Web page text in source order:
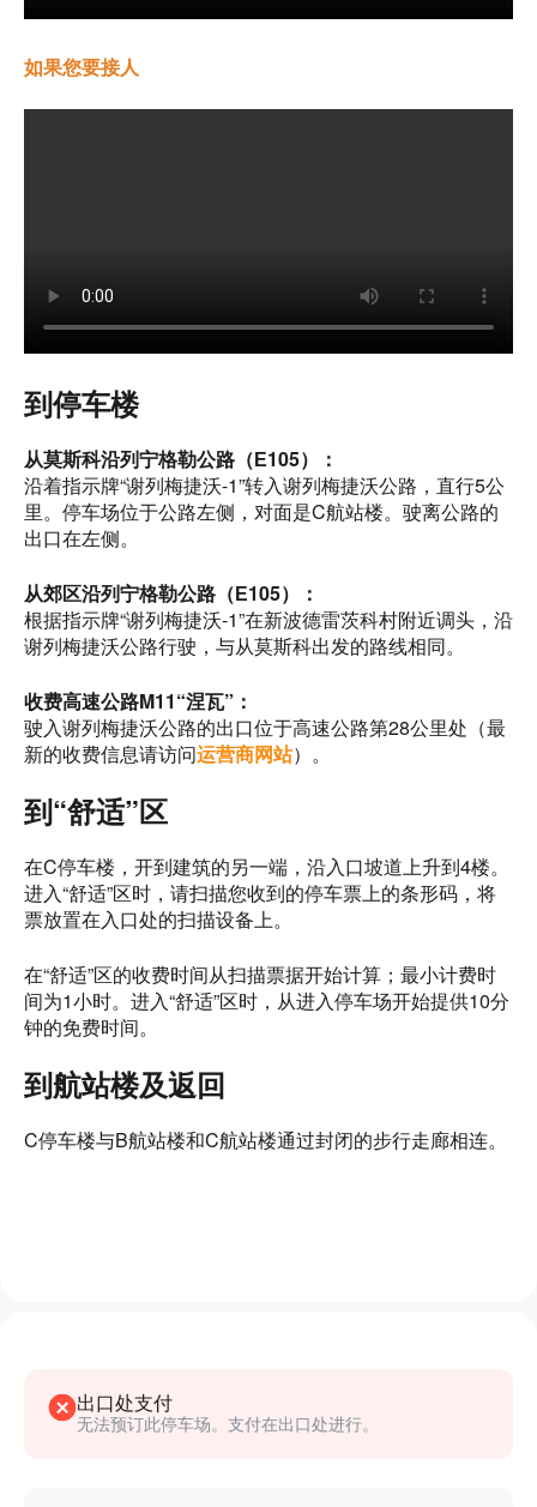
如果您要接人
到停车楼
从莫斯科沿列宁格勒公路（Е105）：
沿着指示牌“谢列梅捷沃-1”转入谢列梅捷沃公路，直行5公
里。停车场位于公路左侧，对面是C航站楼。驶离公路的
出口在左侧。
从郊区沿列宁格勒公路（Е105）：
根据指示牌“谢列梅捷沃-1”在新波德雷茨科村附近调头，沿
谢列梅捷沃公路行驶，与从莫斯科出发的路线相同。
收费高速公路M11“涅瓦”：
驶入谢列梅捷沃公路的出口位于高速公路第28公里处（最
新的收费信息请访问运营商网站）。
到“舒适”区
在C停车楼，开到建筑的另一端，沿入口坡道上升到4楼。
进入“舒适”区时，请扫描您收到的停车票上的条形码，将
票放置在入口处的扫描设备上。
在“舒适”区的收费时间从扫描票据开始计算；最小计费时
间为1小时。进入“舒适”区时，从进入停车场开始提供10分
钟的免费时间。
到航站楼及返回
C停车楼与B航站楼和C航站楼通过封闭的步行走廊相连。
出口处支付
无法预订此停车场。支付在出口处进行。